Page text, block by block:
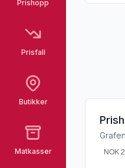
Prishopp
Prisfall
Butikker
Matkasser